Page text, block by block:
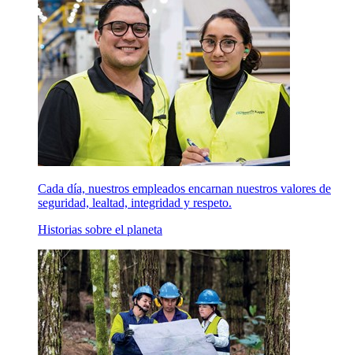
Cada día, nuestros empleados encarnan nuestros valores de
seguridad, lealtad, integridad y respeto.
Historias sobre el planeta